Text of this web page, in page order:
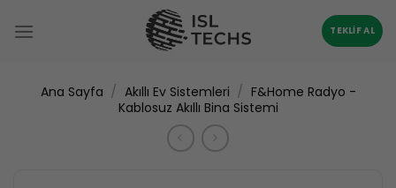
atla
TEKLIF AL
Ana Sayfa / Akıllı Ev Sistemleri / F&Home Radyo -
Kablosuz Akıllı Bina Sistemi